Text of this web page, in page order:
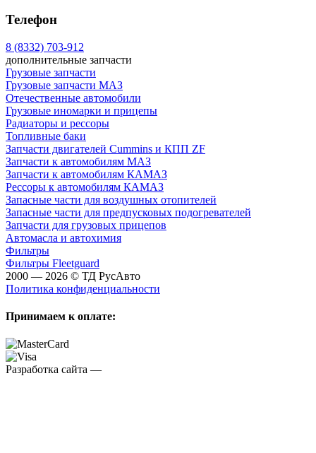
Телефон
8 (8332) 703-912
дополнительные запчасти
Грузовые запчасти
Грузовые запчасти МАЗ
Отечественные автомобили
Грузовые иномарки и прицепы
Радиаторы и рессоры
Топливные баки
Запчасти двигателей Cummins и КПП ZF
Запчасти к автомобилям МАЗ
Запчасти к автомобилям КАМАЗ
Рессоры к автомобилям КАМАЗ
Запасные части для воздушных отопителей
Запасные части для предпусковых подогревателей
Запчасти для грузовых прицепов
Автомасла и автохимия
Фильтры
Фильтры Fleetguard
2000 — 2026 © ТД РусАвто
Политика конфиденциальности
Принимаем к оплате:
Разработка сайта —